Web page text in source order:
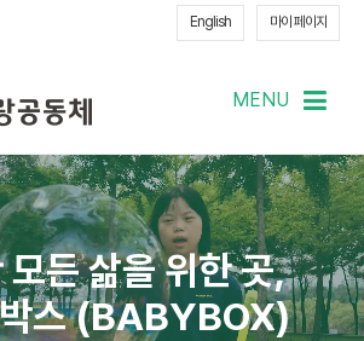
English 마이 페이지
MENU
메
모든삶을위한곳,
스(BABYBOX)